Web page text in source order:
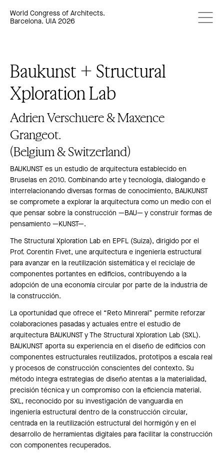
World Congress of Architects.
Barcelona. UIA 2026
Baukunst + Structural
Xploration Lab
Adrien Verschuere & Maxence
Grangeot.
(Belgium & Switzerland)
BAUKUNST es un estudio de arquitectura establecido en
Bruselas en 2010. Combinando arte y tecnología, dialogando e
interrelacionando diversas formas de conocimiento, BAUKUNST
se compromete a explorar la arquitectura como un medio con el
que pensar sobre la construcción —BAU— y construir formas de
pensamiento —KUNST—.
The Structural Xploration Lab en EPFL (Suiza), dirigido por el
Prof. Corentin Fivet, une arquitectura e ingeniería estructural
para avanzar en la reutilización sistemática y el reciclaje de
componentes portantes en edificios, contribuyendo a la
adopción de una economía circular por parte de la industria de
la construcción.
La oportunidad que ofrece el “Reto Minreral” permite reforzar
colaboraciones pasadas y actuales entre el estudio de
arquitectura BAUKUNST y The Structural Xploration Lab (SXL).
BAUKUNST aporta su experiencia en el diseño de edificios con
componentes estructurales reutilizados, prototipos a escala real
y procesos de construcción conscientes del contexto. Su
método integra estrategias de diseño atentas a la materialidad,
precisión técnica y un compromiso con la eficiencia material.
SXL, reconocido por su investigación de vanguardia en
ingeniería estructural dentro de la construcción circular,
centrada en la reutilización estructural del hormigón y en el
desarrollo de herramientas digitales para facilitar la construcción
con componentes recuperados.